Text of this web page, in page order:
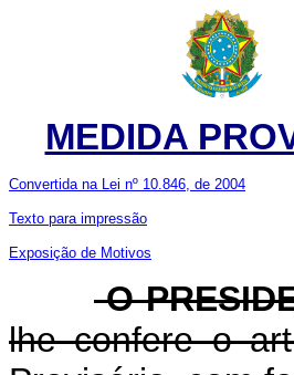
MEDIDA
Convertida na Lei nº 10.846, de 2004
Texto para impressão
Exposição de Motivos
O
lhe confere o